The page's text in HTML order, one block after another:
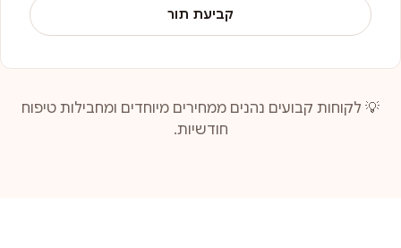
קביעת תור
💡 לקוחות קבועים נהנים ממחירים מיוחדים ומחבילות טיפוח
חודשיות.